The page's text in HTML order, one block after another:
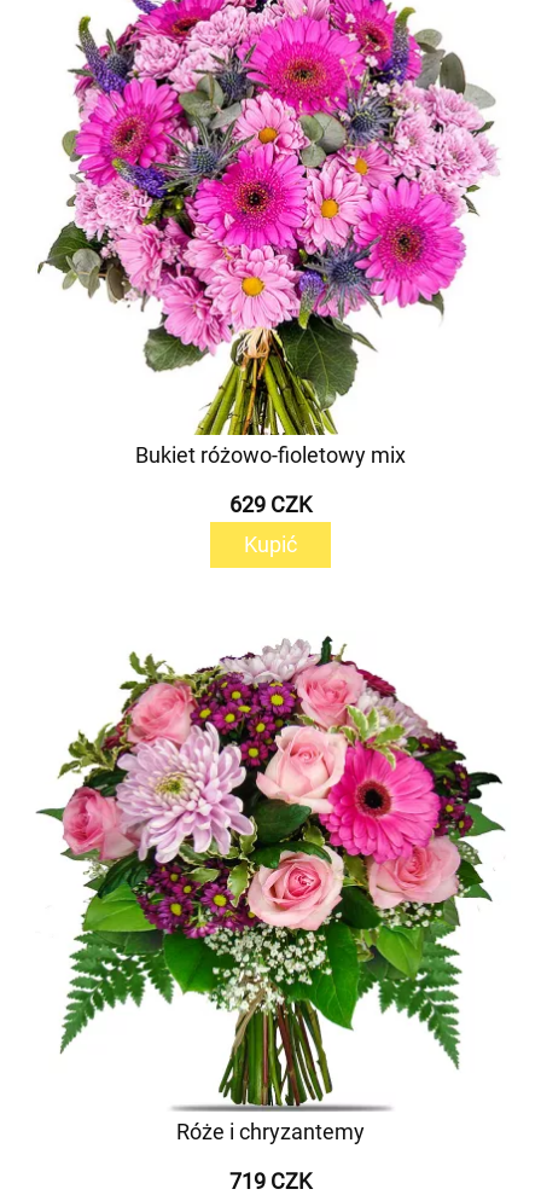
Bukiet różowo-fioletowy mix
629 CZK
Kupić
Róże i chryzantemy
719 CZK